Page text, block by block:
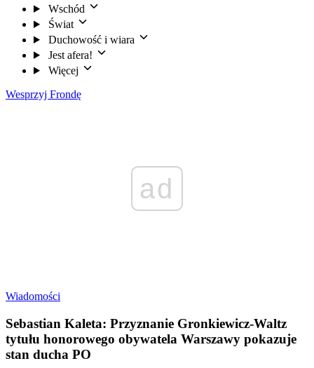
Wschód
Świat
Duchowość i wiara
Jest afera!
Więcej
Wesprzyj Frondę
ad
Wiadomości
Sebastian Kaleta: Przyznanie Gronkiewicz-Waltz
tytułu honorowego obywatela Warszawy pokazuje
stan ducha PO